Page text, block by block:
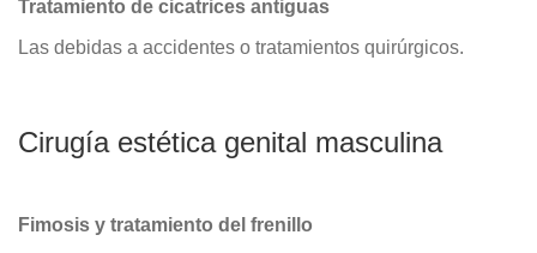
Tratamiento de cicatrices antiguas
Las debidas a accidentes o tratamientos quirúrgicos.
Cirugía estética genital masculina
Fimosis y tratamiento del frenillo